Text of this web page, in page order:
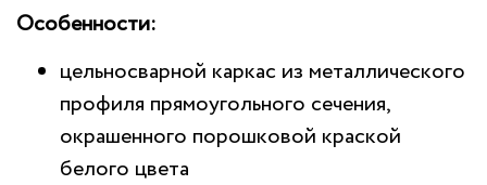
Особенности:
цельносварной каркас из металлического
профиля прямоугольного сечения,
окрашенного порошковой краской
белого цвета